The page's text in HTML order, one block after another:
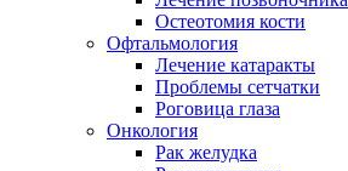
Остеотомия кости
Офтальмология
Лечение катаракты
Проблемы сетчатки
Роговица глаза
Онкология
Рак желудка